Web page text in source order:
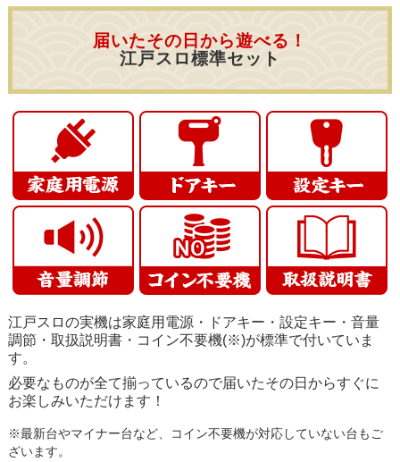
届いたその日から遊べる！
江戸スロ標準セット
江戸スロの実機は家庭用電源・ドアキー・設定キー・音量
調節・取扱説明書・コイン不要機(※)が標準で付いていま
す。
必要なものが全て揃っているので届いたその日からすぐに
お楽しみいただけます！
※最新台やマイナー台など、コイン不要機が対応していない台もご
ざいます。